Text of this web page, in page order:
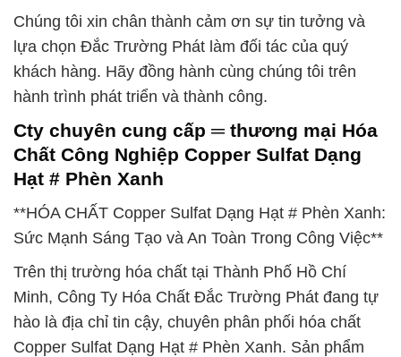
Chúng tôi xin chân thành cảm ơn sự tin tưởng và
lựa chọn Đắc Trường Phát làm đối tác của quý
khách hàng. Hãy đồng hành cùng chúng tôi trên
hành trình phát triển và thành công.
Cty chuyên cung cấp ═ thương mại Hóa
Chất Công Nghiệp Copper Sulfat Dạng
Hạt # Phèn Xanh
**HÓA CHẤT Copper Sulfat Dạng Hạt # Phèn Xanh:
Sức Mạnh Sáng Tạo và An Toàn Trong Công Việc**
Trên thị trường hóa chất tại Thành Phố Hồ Chí
Minh, Công Ty Hóa Chất Đắc Trường Phát đang tự
hào là địa chỉ tin cậy, chuyên phân phối hóa chất
Copper Sulfat Dạng Hạt # Phèn Xanh. Sản phẩm